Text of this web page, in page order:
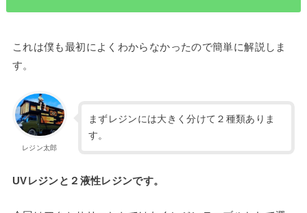
これは僕も最初によくわからなかったので簡単に解説しま
す。
レジン太郎
まずレジンには大きく分けて２種類ありま
す。
UVレジンと２液性レジンです。